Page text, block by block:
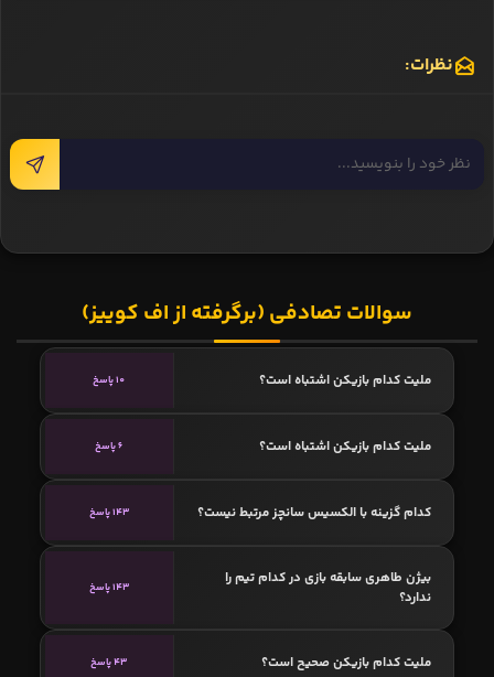
نظرات:
سوالات تصادفی (برگرفته از اف کوییز)
ملیت کدام بازیکن اشتباه است؟ 10 پاسخ
ملیت کدام بازیکن اشتباه است؟ 6 پاسخ
کدام گزینه با الکسیس سانچز مرتبط نیست؟ 143 پاسخ
بیژن طاهری سابقه بازی در کدام تیم را
ندارد؟
143 پاسخ
ملیت کدام بازیکن صحیح است؟ 43 پاسخ